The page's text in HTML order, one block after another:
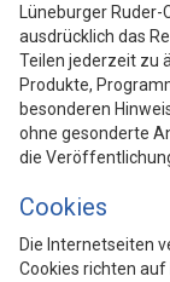
Lüneburger Ruder-
ausdrücklich das
Teilen jederzeit zu
Produkte,
besonderen
ohne gesonderte
die
Cookies
Die Internetseiten
Cookies richten auf